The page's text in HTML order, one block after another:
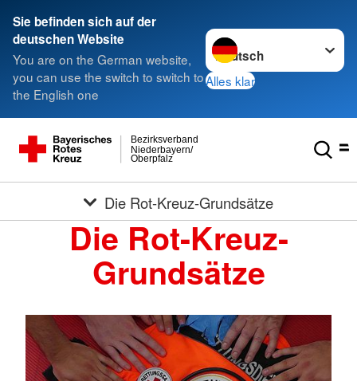
Sie befinden sich auf der
deutschen Website
You are on the German website,
you can use the switch to switch to
the English one
Sprache wechseln zu
Alles klar
Oberpfalz
Niederbayern/
Bezirksverband
Die Rot-Kreuz-Grundsätze
Die Rot-Kreuz-
Grundsätze